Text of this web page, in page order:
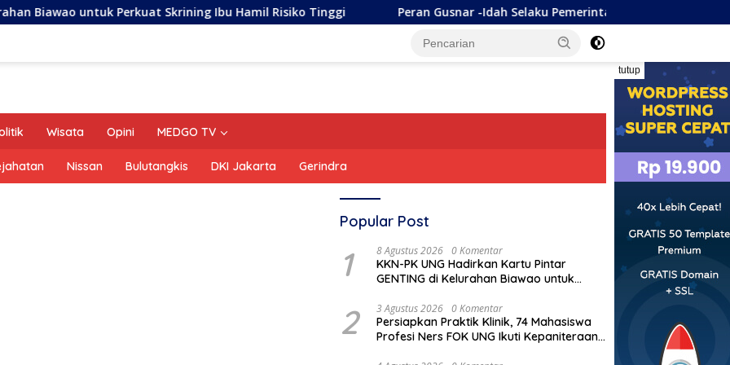
Perkuat Skrining Ibu Hamil Risiko Tinggi Peran Gusnar -Idah Selaku Pemerintah, On The Track, Ekonomi Tumbuh
tutup
Wisata Opini MEDGO TV
Nissan Bulutangkis DKI Jakarta Gerindra
Popular Post
1 8 Agustus 2026 0 Komentar
KKN-PK UNG Hadirkan Kartu Pintar
GENTING di Kelurahan Biawao untuk
2 3 Agustus 2026 0 Komentar
Persiapkan Praktik Klinik, 74 Mahasiswa
Profesi Ners FOK UNG Ikuti Kepaniteraan